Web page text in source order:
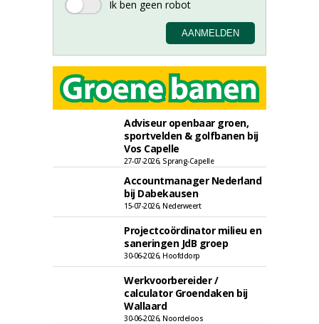
Adviseur openbaar groen,
sportvelden & golfbanen bij
Vos Capelle
27-07-2026, Sprang-Capelle
Accountmanager Nederland
bij Dabekausen
15-07-2026, Nederweert
Projectcoördinator milieu en
saneringen JdB groep
30-06-2026, Hoofddorp
Werkvoorbereider /
calculator Groendaken bij
Wallaard
30-06-2026, Noordeloos